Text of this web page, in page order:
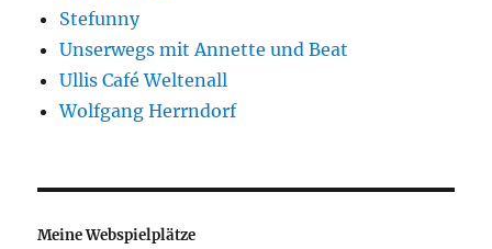
Stefunny
Unserwegs mit Annette und Beat
Ullis Café Weltenall
Wolfgang Herrndorf
Meine Webspielplätze